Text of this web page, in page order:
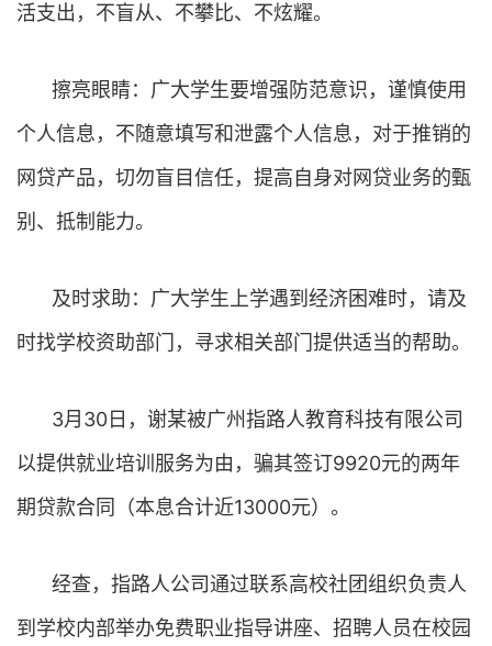
活支出，不盲从、不攀比、不炫耀。
擦亮眼睛：广大学生要增强防范意识，谨慎使用
个人信息，不随意填写和泄露个人信息，对于推销的
网贷产品，切勿盲目信任，提高自身对网贷业务的甄
别、抵制能力。
及时求助：广大学生上学遇到经济困难时，请及
时找学校资助部门，寻求相关部门提供适当的帮助。
3月30日，谢某被广州指路人教育科技有限公司
以提供就业培训服务为由，骗其签订9920元的两年
期贷款合同（本息合计近13000元）。
经查，指路人公司通过联系高校社团组织负责人
到学校内部举办免费职业指导讲座、招聘人员在校园